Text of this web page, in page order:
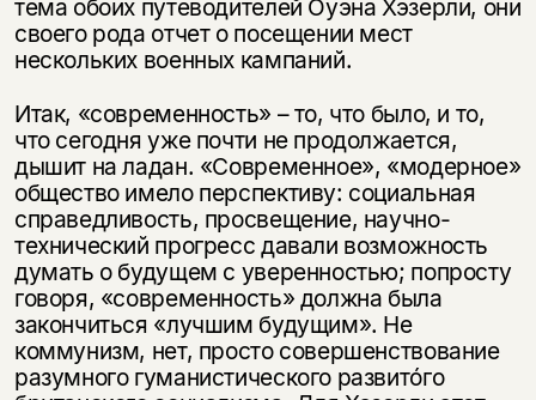
тема обоих путеводителей Оуэна Хэзерли, они
своего рода отчет о посещении мест
нескольких военных кампаний.
Итак, «современность» – то, что было, и то,
что сегодня уже почти не продолжается,
дышит на ладан. «Современное», «модерное»
общество имело перспективу: социальная
справедливость, просвещение, научно-
технический прогресс давали возможность
думать о будущем с уверенностью; попросту
говоря, «современность» должна была
закончиться «лучшим будущим». Не
коммунизм, нет, просто совершенствование
разумного гуманистического развитóго